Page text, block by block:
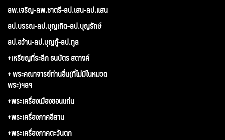
ลพ.เจริญ-ลพ.ชาตรี-ลป.เสน-ลป.แสน
ลป.บรรณ-ลป.บุญเกิด-ลป.บุญรักษ์
ลป.อว้าน-ลป.บุญกู้-ลป.ทูล
+เหรียญที่ระลึก ธนบัตร สตางค์
+ พระคณาจารย์ท่านอื่น(ที่ไม่มีในหมวด
พระ)ฯลฯ
+พระเครื่องเมืองขอนแก่น
+พระเครื่องภาคอีสาน
+พระเครื่องภาคตะวันตก